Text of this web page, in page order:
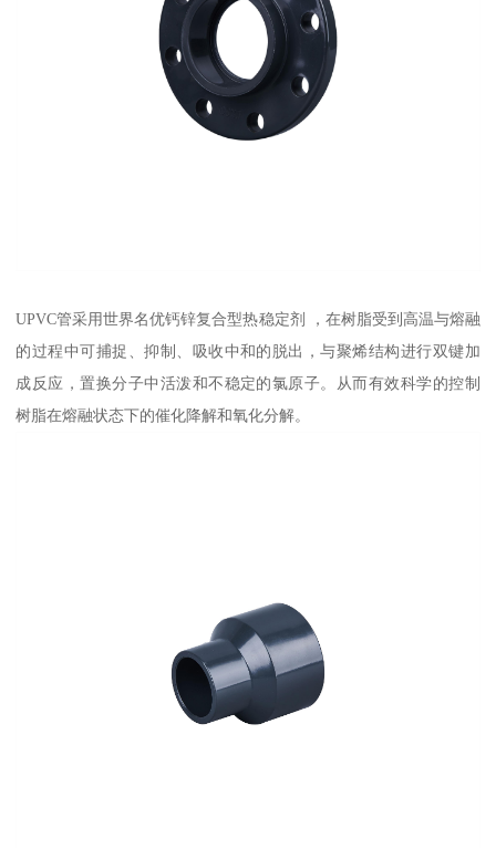
UPVC管采用世界名优钙锌复合型热稳定剂 ，在树脂受到高温与熔融
的过程中可捕捉、抑制、吸收中和的脱出，与聚烯结构进行双键加
成反应，置换分子中活泼和不稳定的氯原子。从而有效科学的控制
树脂在熔融状态下的催化降解和氧化分解。